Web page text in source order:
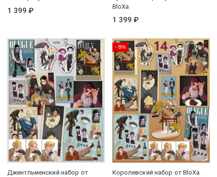
1 399 ₽
BloXa
1 399 ₽
Джентльменский набор от
- 8%
Королевский набор от BloXa